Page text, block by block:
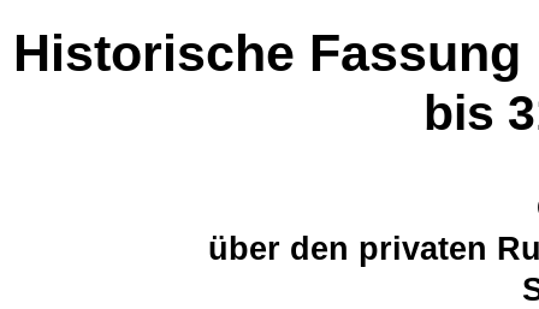
Historische Fassung
bis
über den privaten